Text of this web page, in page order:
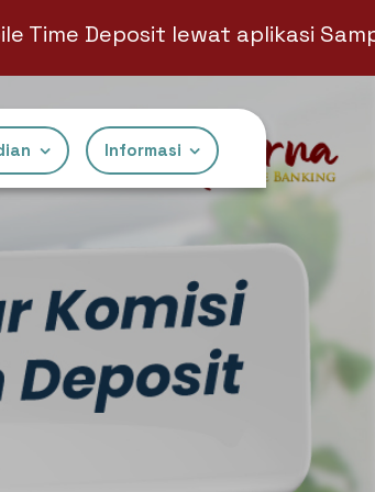
lewat aplikasi Sampoerna
Informasi